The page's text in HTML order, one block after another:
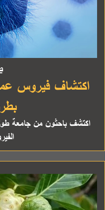
اكتشاف فيروس